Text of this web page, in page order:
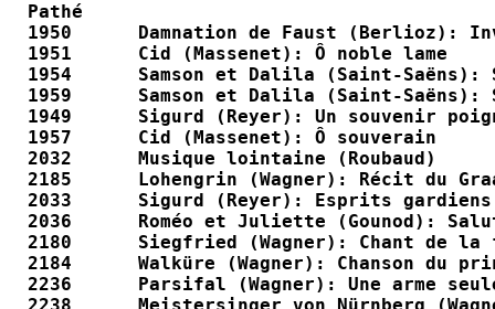
Pathé
1950      Damnation de Faust
1951      Cid (Massenet): Ô noble
1954      Samson et Dalila (Saint-
1959      Samson et Dalila (Saint-
1949      Sigurd (Reyer): Un
1957      Cid (Massenet): Ô
2032      Musique lointaine
2185      Lohengrin (Wagner): Récit
2033      Sigurd (Reyer): Esprits
2036      Roméo et Juliette (Gounod):
2180      Siegfried (Wagner): Chant
2184      Walküre (Wagner): Chanson
2236      Parsifal (Wagner): Une